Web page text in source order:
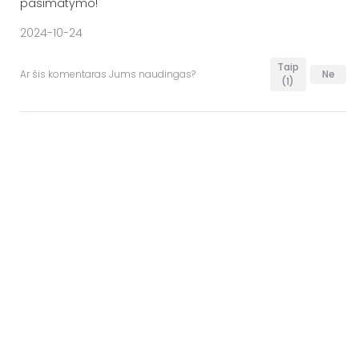
pasimatymo!
2024-10-24
Ar šis komentaras Jums naudingas?
Taip
(1)
Ne